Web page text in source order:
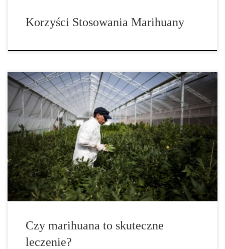
Korzyści Stosowania Marihuany
Najważniejsze pytanie, na które musisz sobie odpowiedzieć przy
podejmowaniu decyzji, czy sięgnąć po medyczną marihuanę jest
to, czy jej korzyści przewyższają ryzyko. A więc, czy marihuana to
skuteczna opcja leczenia? Marihuana skutecznie: • reguluje
ciśnienie krwi • redukuje stany zapalne […]
Czy marihuana to skuteczne
leczenie?